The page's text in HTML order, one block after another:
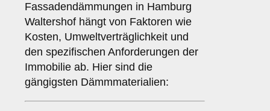
Fassadendämmungen in Hamburg
Waltershof hängt von Faktoren wie
Kosten, Umweltverträglichkeit und
den spezifischen Anforderungen der
Immobilie ab. Hier sind die
gängigsten Dämmmaterialien: